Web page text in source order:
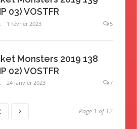
03) VOSTFR
1 février 2023 5
Monsters 2019 138
02) VOSTFR
24 janvier 2023 7
Page 1 of 12